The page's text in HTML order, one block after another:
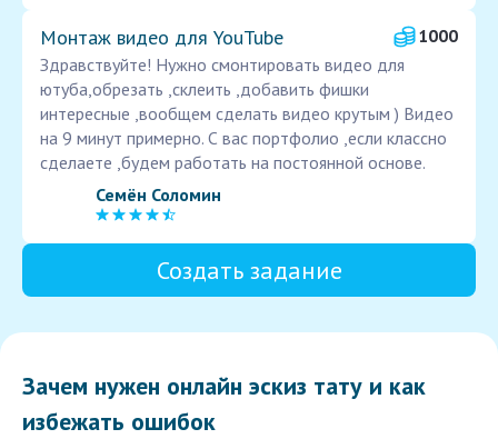
Монтаж видео для YouTube
1000
Здравствуйте! Нужно смонтировать видео для
ютуба,обрезать ,склеить ,добавить фишки
интересные ,вообщем сделать видео крутым ) Видео
на 9 минут примерно. С вас портфолио ,если классно
сделаете ,будем работать на постоянной основе.
Семён Соломин
Создать задание
Зачем нужен онлайн эскиз тату и как
избежать ошибок